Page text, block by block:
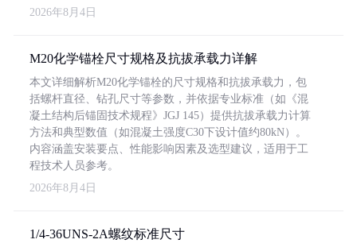
2026年8月4日
M20化学锚栓尺寸规格及抗拔承载力详解
本文详细解析M20化学锚栓的尺寸规格和抗拔承载力，包
括螺杆直径、钻孔尺寸等参数，并依据专业标准（如《混
凝土结构后锚固技术规程》JGJ 145）提供抗拔承载力计算
方法和典型数值（如混凝土强度C30下设计值约80kN）。
内容涵盖安装要点、性能影响因素及选型建议，适用于工
程技术人员参考。
2026年8月4日
1/4-36UNS-2A螺纹标准尺寸